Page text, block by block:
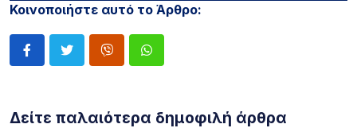
Κοινοποιήστε αυτό το Άρθρο:
Δείτε παλαιότερα δημοφιλή άρθρα